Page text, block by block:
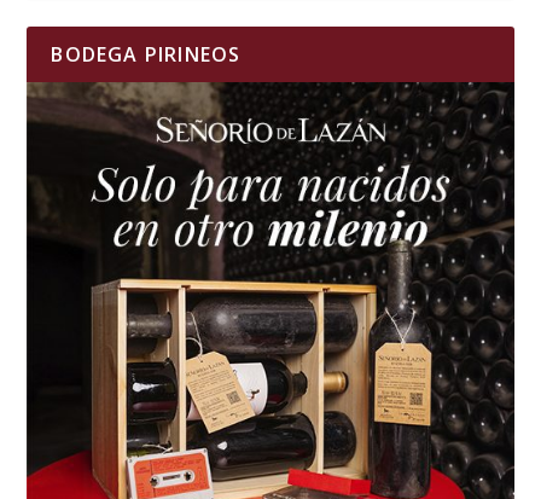
BODEGA PIRINEOS